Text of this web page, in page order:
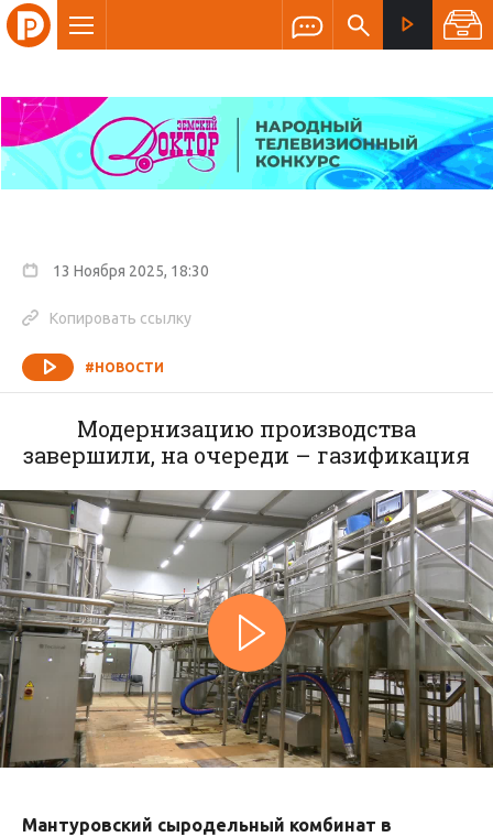
13 Ноября 2025, 18:30
Копировать ссылку
#НОВОСТИ
Модернизацию производства
завершили, на очереди – газификация
Мантуровский сыродельный комбинат в